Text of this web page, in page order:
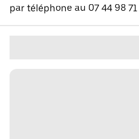
par téléphone au 07 44 98 71